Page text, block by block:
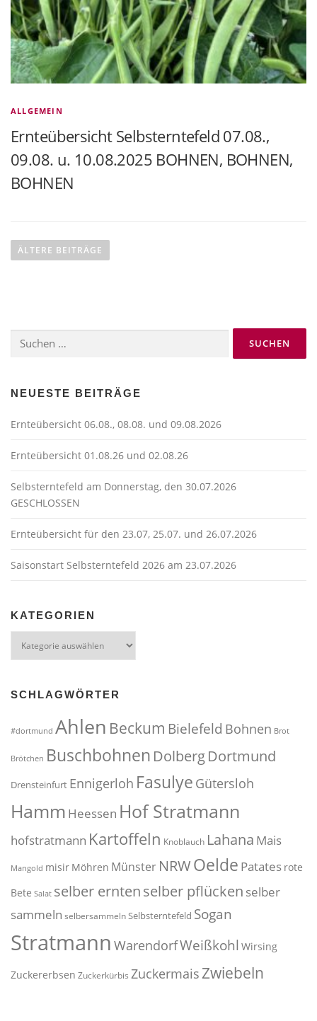
ALLGEMEIN
Ernteübersicht Selbsterntefeld 07.08.,
09.08. u. 10.08.2025 BOHNEN, BOHNEN,
BOHNEN
e
a
i
g
t
i
n
ÄLTERE BEITRÄGE
nach:
NEUESTE BEITRÄGE
Ernteübersicht 06.08., 08.08. und 09.08.2026
Ernteübersicht 01.08.26 und 02.08.26
Selbsterntefeld am Donnerstag, den 30.07.2026
GESCHLOSSEN
Ernteübersicht für den 23.07, 25.07. und 26.07.2026
Saisonstart Selbsterntefeld 2026 am 23.07.2026
KATEGORIEN
SCHLAGWÖRTER
#dortmund Ahlen Beckum Bielefeld Bohnen Brot
Brötchen Buschbohnen DolbergDortmund
Drensteinfurt Ennigerloh Fasulye Gütersloh
Hamm Heessen Hof Stratmann
hofstratmann Kartoffeln Knoblauch Lahana Mais
Mangold misir Möhren Münster NRWOelde Patates rote
Bete Salat selber erntenselber pflücken selber
sammeln selbersammelnSelbsterntefeld Sogan
Stratmann WarendorfWeißkohl Wirsing
Zuckererbsen Zuckerkürbis Zuckermais Zwiebeln